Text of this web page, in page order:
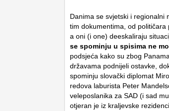
Danima se svjetski i regionalni
tim dokumentima, od političara
a oni (i one) deeskaliraju
se spominju u spisima ne
podsjeća kako su zbog
državama podnijeli ostavke,
spominju slovački diplomat
redova laburista Peter
veleposlanika za SAD (i sad
otjeran je iz kraljevske